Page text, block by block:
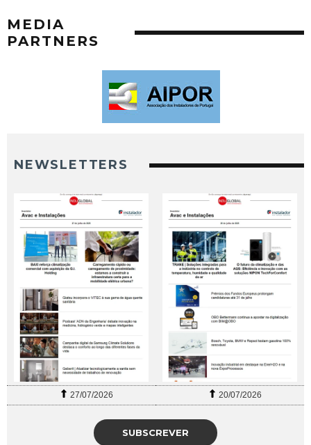
MEDIA
PARTNERS
NEWSLETTERS
27/07/2026 20/07/2026
SUBSCREVER